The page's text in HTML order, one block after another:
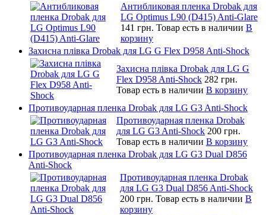
Антибликовая пленка Drobak для
LG Optimus L90 (D415) Anti-Glare
141 грн. Товар есть в наличии В
корзину
Захисна плівка Drobak для LG G Flex D958 Anti-Shock
Захисна плівка Drobak для LG G
Flex D958 Anti-Shock 282 грн.
Товар есть в наличии В корзину
Противоударная пленка Drobak для LG G3 Anti-Shock
Противоударная пленка Drobak
для LG G3 Anti-Shock 200 грн.
Товар есть в наличии В корзину
Противоударная пленка Drobak для LG G3 Dual D856
Anti-Shock
Противоударная пленка Drobak
для LG G3 Dual D856 Anti-Shock
200 грн. Товар есть в наличии В
корзину